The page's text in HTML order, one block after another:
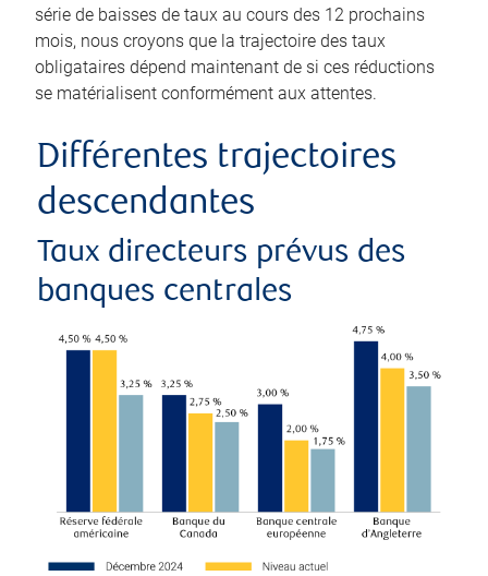
série de baisses de taux au cours des 12 prochains
mois, nous croyons que la trajectoire des taux
obligataires dépend maintenant de si ces réductions
se matérialisent conformément aux attentes.
Différentes trajectoires
descendantes
Taux directeurs prévus des
banques centrales